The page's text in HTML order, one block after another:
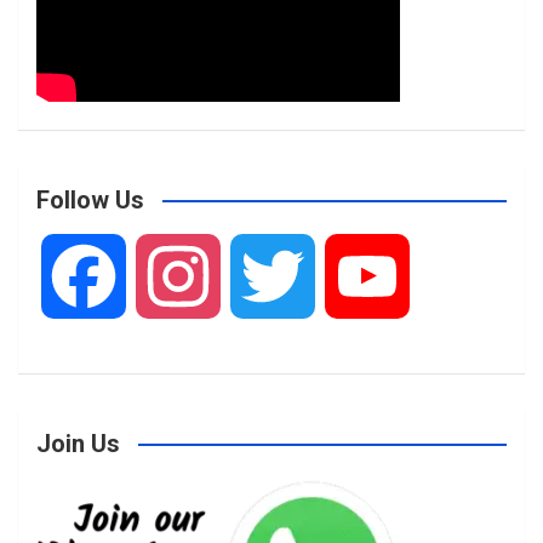
Follow Us
e
s i u
Join Us